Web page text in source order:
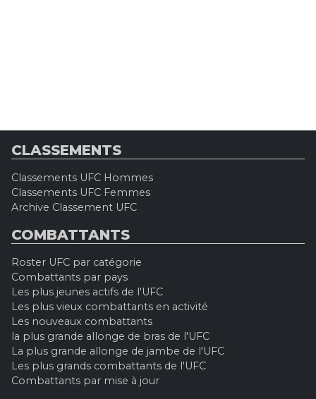
CLASSEMENTS
Classements UFC Hommes
Classements UFC Femmes
Archive Classement UFC
COMBATTANTS
Roster UFC par catégorie
Combattants par pays
Les plus jeunes actifs de l'UFC
Les plus vieux combattants en activité
Les nouveaux combattants
la plus grande allonge de bras de l'UFC
La plus grande allonge de jambe de l'UFC
Les plus grands combattants de l'UFC
Combattants par mise à jour